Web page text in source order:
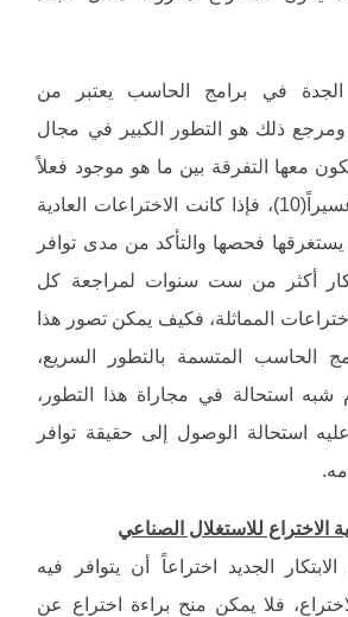
في برامج الحاسب يعتبر من
ومرجع ذلك هو التطور الكبير في مجال
معها التفرقة بين ما هو موجود فعلاً
وما هو جديد أمراً عسيراً(10)، فإذا كانت الاختراعات العادية
فحصها والتأكد من مدى توافر
أكثر من ست سنوات لمراجعة كل
المماثلة، فكيف يمكن تصور هذا
الحاسب المتسمة بالتطور السريع،
شبه استحالة في مجاراة هذا التطور،
استحالة الوصول إلى حقيقة توافر
الاختراع للاستغلال الصناعي
الجديد اختراعاً أن يتوافر فيه
فلا يمكن منح براءة اختراع عن